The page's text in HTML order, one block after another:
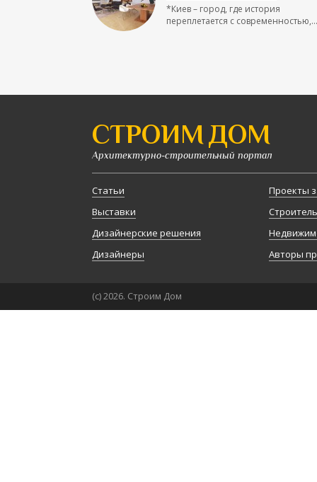
*Киев – город, где история
переплетается с современностью,...
СТРОИМ ДОМ
Архитектурно-строительный портал
Статьи
Выставки
Дизайнерские решения
Дизайнеры
Проекты
Авторы
(с) 2026. Строим Дом